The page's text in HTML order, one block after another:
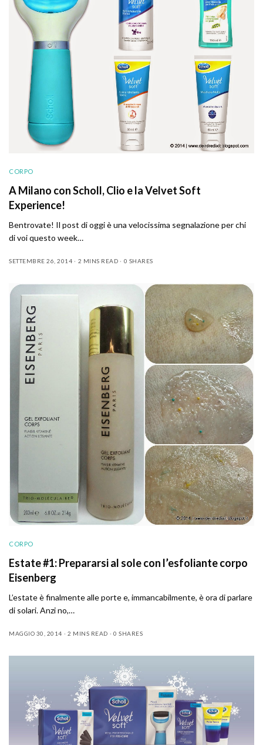
CORPO
A Milano con Scholl, Clio e la Velvet Soft
Experience!
Bentrovate! Il post di oggi è una velocissima segnalazione per chi
di voi questo week…
SETTEMBRE 26, 2014 2 MINS READ 0 SHARES
CORPO
Estate #1: Prepararsi al sole con l’esfoliante corpo
Eisenberg
L’estate è finalmente alle porte e, immancabilmente, è ora di parlare
di solari. Anzi no,…
MAGGIO 30, 2014 2 MINS READ 0 SHARES